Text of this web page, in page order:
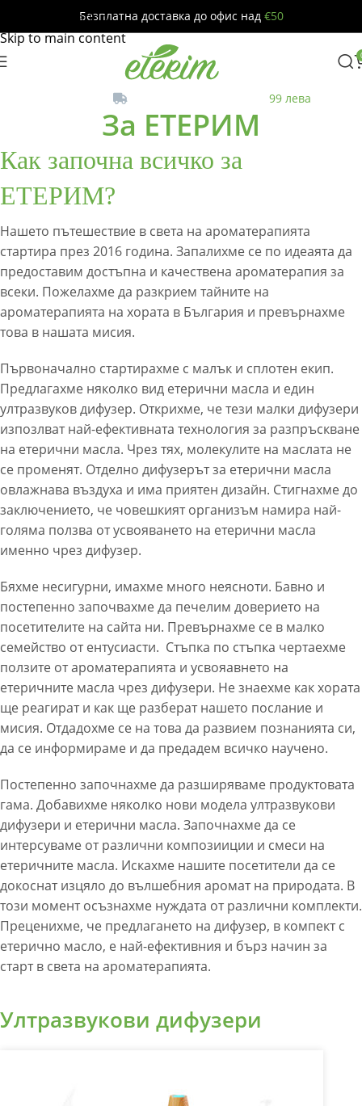
Skip to navigation
Skip to main content
Безплатна доставка до офис над €50
99 лева
За ЕТЕРИМ
Как започна всичко за
ЕТЕРИМ?
Нашето пътешествие в света на ароматерапията
стартира през 2016 година. Запалихме се по идеаята да
предоставим достъпна и качествена ароматерапия за
всеки. Пожелахме да разкрием тайните на
ароматерапията на хората в България и превърнахме
това в нашата мисия.
Първоначално стартирахме с малък и сплотен екип.
Предлагахме няколко вид етерични масла и един
ултразвуков дифузер. Открихме, че тези малки дифузери
изпозлват най-ефективната технология за разпръскване
на етерични масла. Чрез тях, молекулите на маслата не
се променят. Отделно дифузерът за етерични масла
овлажнава въздуха и има приятен дизайн. Стигнахме до
заключението, че човешкият организъм намира най-
голяма ползва от усвояването на етерични масла
именно чрез дифузер.
Бяхме несигурни, имахме много неясноти. Бавно и
постепенно започвахме да печелим доверието на
посетителите на сайта ни. Превърнахме се в малко
семейство от ентусиасти. Стъпка по стъпка чертаехме
ползите от ароматерапията и усвояавнето на
етеричните масла чрез дифузери. Не знаехме как хората
ще реагират и как ще разберат нашето послание и
мисия. Отдадохме се на това да развием познанията си,
да се информираме и да предадем всичко научено.
Постепенно започнахме да разширяваме продуктовата
гама. Добавихме няколко нови модела ултразвукови
дифузери и етерични масла. Започнахме да се
интерсуваме от различни композииции и смеси на
етеричните масла. Искахме нашите посетители да се
докоснат изцяло до вълшебния аромат на природата. В
този момент осъзнахме нуждата от различни комплекти.
Преценихме, че предлагането на дифузер, в компект с
етерично масло, е най-ефективния и бърз начин за
старт в света на ароматерапията.
Ултразвукови дифузери